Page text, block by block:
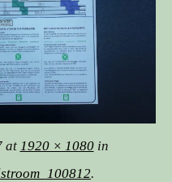
at 1920 × 1080in
.